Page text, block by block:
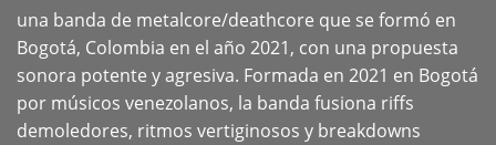
una banda de metalcore/deathcore que se formó en
Bogotá, Colombia en el año 2021, con una propuesta
sonora potente y agresiva. Formada en 2021 en Bogotá
por músicos venezolanos, la banda fusiona riffs
demoledores, ritmos vertiginosos y breakdowns
+